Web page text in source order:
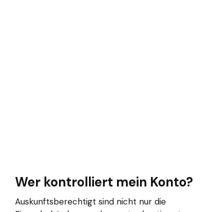
Wer kontrolliert mein Konto?
Auskunftsberechtigt sind nicht nur die